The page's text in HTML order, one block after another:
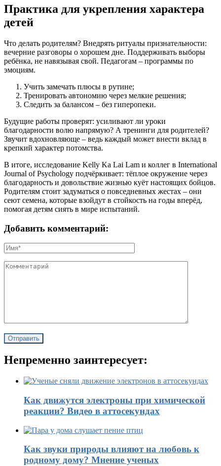
Практика для укрепления характера
детей
Что делать родителям? Внедрять ритуалы признательности:
вечерние разговоры о хорошем дне. Поддерживать выборы
ребёнка, не навязывая свой. Педагогам – программы по
эмоциям.
Учить замечать плюсы в рутине;
Тренировать автономию через мелкие решения;
Следить за балансом – без гиперопеки.
Будущие работы проверят: усиливают ли уроки
благодарности волю напрямую? А тренинги для родителей?
Звучит вдохновляюще – ведь каждый может внести вклад в
крепкий характер потомства.
В итоге, исследование Kelly Ka Lai Lam и коллег в International
Journal of Psychology подчёркивает: тёплое окружение через
благодарность и довольствие жизнью куёт настоящих бойцов.
Родителям стоит задуматься о повседневных жестах – они
сеют семена, которые взойдут в стойкость на годы вперёд,
помогая детям сиять в мире испытаний.
Добавить комментарий:
Непременно заинтересует:
Как движутся электроны при химической
реакции? Видео в аттосекундах
Как звуки природы влияют на любовь к
родному дому? Мнение ученых